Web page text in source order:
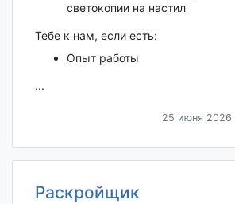
светокопии на настил
Тебе к нам, если есть:
Опыт работы
...
25 июня 2026
Раскройщик